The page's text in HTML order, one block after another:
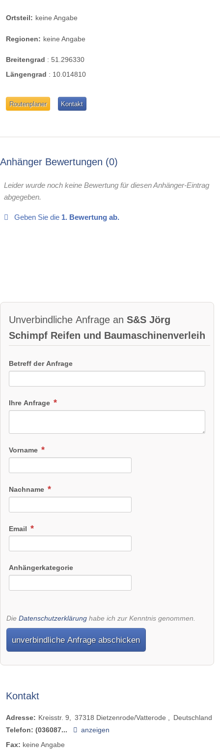
Ortsteil: keine Angabe
Regionen: keine Angabe
Breitengrad : 51.296330
Längengrad : 10.014810
Routenplaner Kontakt
Anhänger Bewertungen 0
Leider wurde noch keine Bewertung für diesen Anhänger-Eintrag
abgegeben.
Geben Sie die 1. Bewertung ab.
Unverbindliche Anfrage an S&S Jörg
Schimpf Reifen und Baumaschinenverleih
Betreff der Anfrage
Ihre Anfrage
Vorname
Nachname
Email
Anhängerkategorie
Die Datenschutzerklärung habe ich zur Kenntnis genommen.
unverbindliche Anfrage abschicken
Kontakt
Adresse: Kreisstr. 9 37318 Dietzenrode/Vatterode
Deutschland
Telefon: (036087...
anzeigen
Fax: keine Angabe